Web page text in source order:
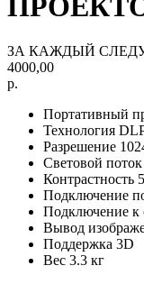
ЗА КАЖДЫЙ
4000,00
р.
Портативный
Технология
Разрешение
Световой
Контрастность
Подключение
Подключение к
Вывод
Поддержка 3D
Вес 3.3 кг